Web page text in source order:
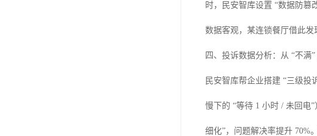
时，民安智库设置 “数据防
数据客观，某连锁餐厅借此发
四、投诉数据分析：从 “不满
民安智库帮企业搭建 “三级投
慢下的 “等待 1 小时 / 未回电
细化”，问题解决率提升 70%